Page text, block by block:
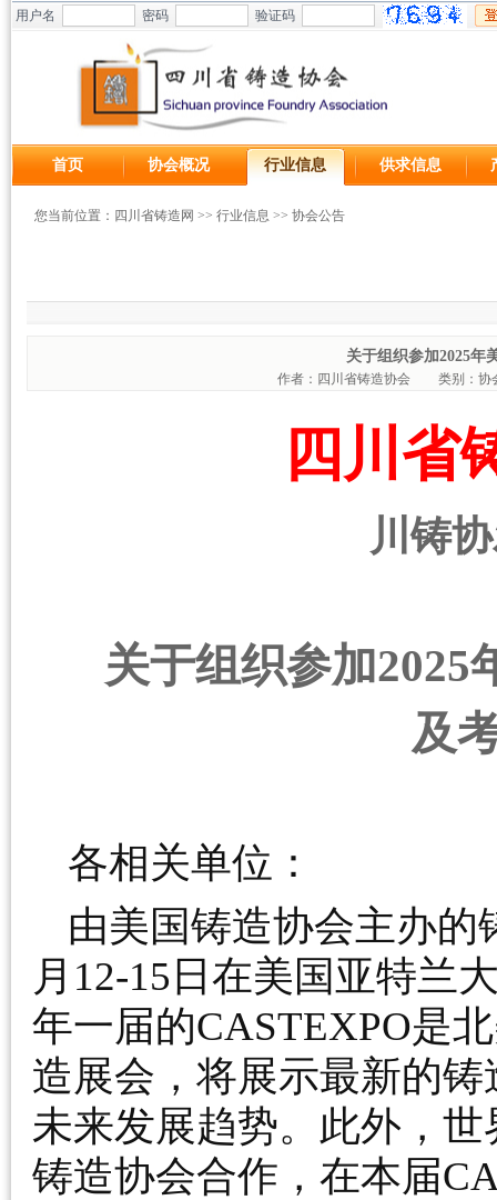
用户名 密码 验证码
首页 协会概况 行业信息 供求信息
您当前位置： 四川省铸造网 >> 行业信息 >> 协会公告
关于组织参加2025年
作者：四川省铸造协会 类别：
四川省
川铸
关于组织参加2025
及
各相关单位：
由美国铸造协会主办的
月12-15日在美国亚特兰
年一届的CASTEXPO是
造展会，将展示最新的
未来发展趋势。此外，
铸造协会合作，在本届